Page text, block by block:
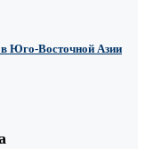
Юго-Восточной Азии